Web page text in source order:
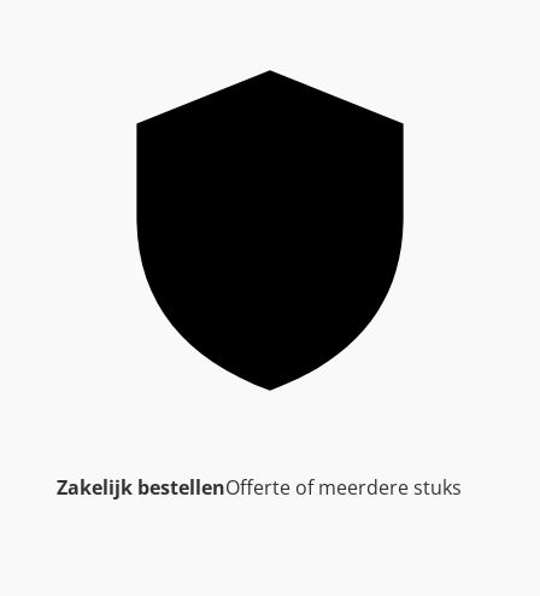
Zakelijk bestellenOfferte of meerdere stuks